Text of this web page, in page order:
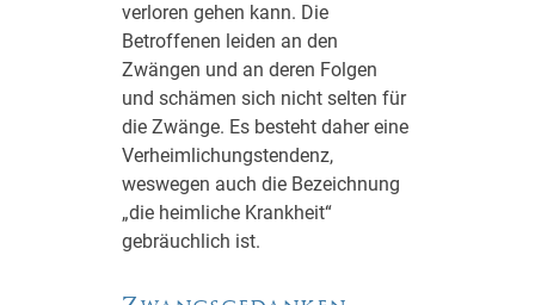
verloren gehen kann. Die
Betroffenen leiden an den
Zwängen und an deren Folgen
und schämen sich nicht selten für
die Zwänge. Es besteht daher eine
Verheimlichungstendenz,
weswegen auch die Bezeichnung
„die heimliche Krankheit“
gebräuchlich ist.